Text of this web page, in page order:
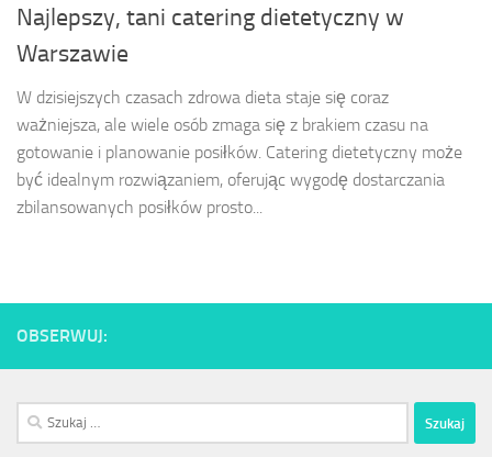
Najlepszy, tani catering dietetyczny w
Warszawie
W dzisiejszych czasach zdrowa dieta staje się coraz
ważniejsza, ale wiele osób zmaga się z brakiem czasu na
gotowanie i planowanie posiłków. Catering dietetyczny może
być idealnym rozwiązaniem, oferując wygodę dostarczania
zbilansowanych posiłków prosto...
OBSERWUJ:
Szukaj: